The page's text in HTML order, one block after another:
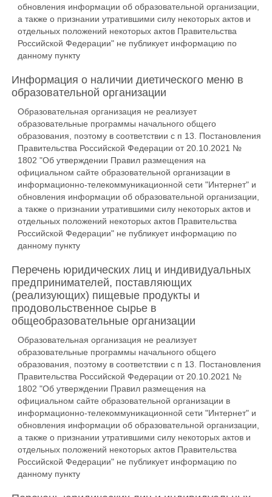
обновления информации об образовательной организации,
а также о признании утратившими силу некоторых актов и
отдельных положений некоторых актов Правительства
Российской Федерации" не публикует информацию по
данному пункту
Информация о наличии диетического меню в
образовательной организации
Образовательная организация не реализует
образовательные программы начального общего
образования, поэтому в соответствии с п 13. Постановления
Правительства Российской Федерации от 20.10.2021 №
1802 "Об утверждении Правил размещения на
официальном сайте образовательной организации в
информационно-телекоммуникационной сети "Интернет" и
обновления информации об образовательной организации,
а также о признании утратившими силу некоторых актов и
отдельных положений некоторых актов Правительства
Российской Федерации" не публикует информацию по
данному пункту
Перечень юридических лиц и индивидуальных
предпринимателей, поставляющих
(реализующих) пищевые продукты и
продовольственное сырье в
общеобразовательные организации
Образовательная организация не реализует
образовательные программы начального общего
образования, поэтому в соответствии с п 13. Постановления
Правительства Российской Федерации от 20.10.2021 №
1802 "Об утверждении Правил размещения на
официальном сайте образовательной организации в
информационно-телекоммуникационной сети "Интернет" и
обновления информации об образовательной организации,
а также о признании утратившими силу некоторых актов и
отдельных положений некоторых актов Правительства
Российской Федерации" не публикует информацию по
данному пункту